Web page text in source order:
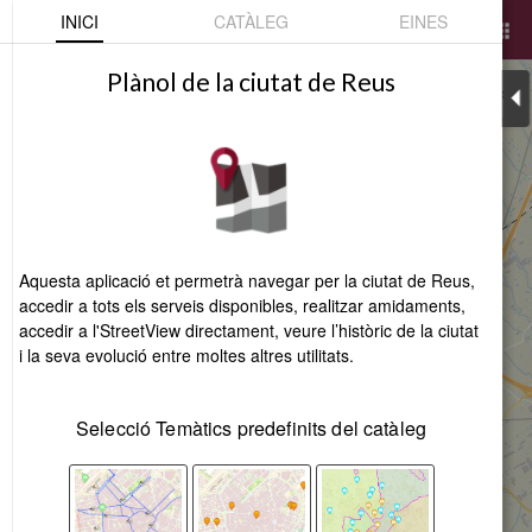
apps
INICI CATÀLEG EINES
Plànol de la ciutat de Reus
Aquesta aplicació et permetrà navegar per la ciutat de Reus,
accedir a tots els serveis disponibles, realitzar amidaments,
accedir a l'StreetView directament, veure l’històric de la ciutat
i la seva evolució entre moltes altres utilitats.
Selecció Temàtics predefinits del catàleg
layers